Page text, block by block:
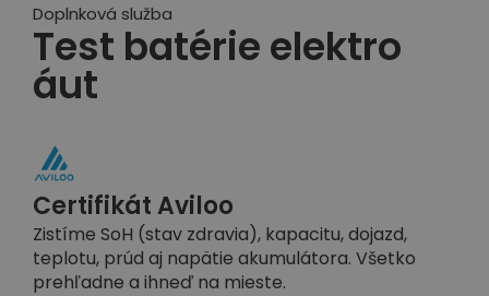
Doplnková služba
Test batérie elektro
áut
Certifikát Aviloo
Zistíme SoH (stav zdravia), kapacitu, dojazd,
teplotu, prúd aj napätie akumulátora. Všetko
prehľadne a ihneď na mieste.